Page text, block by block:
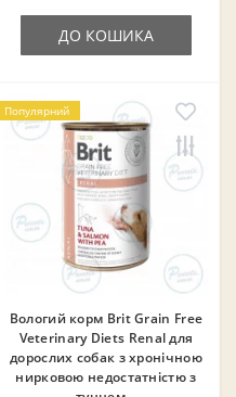
ДО КОШИКА
Популярний
Вологий корм Brit Grain Free
Veterinary Diets Renal для
дорослих собак з хронічною
нирковою недостатністю з